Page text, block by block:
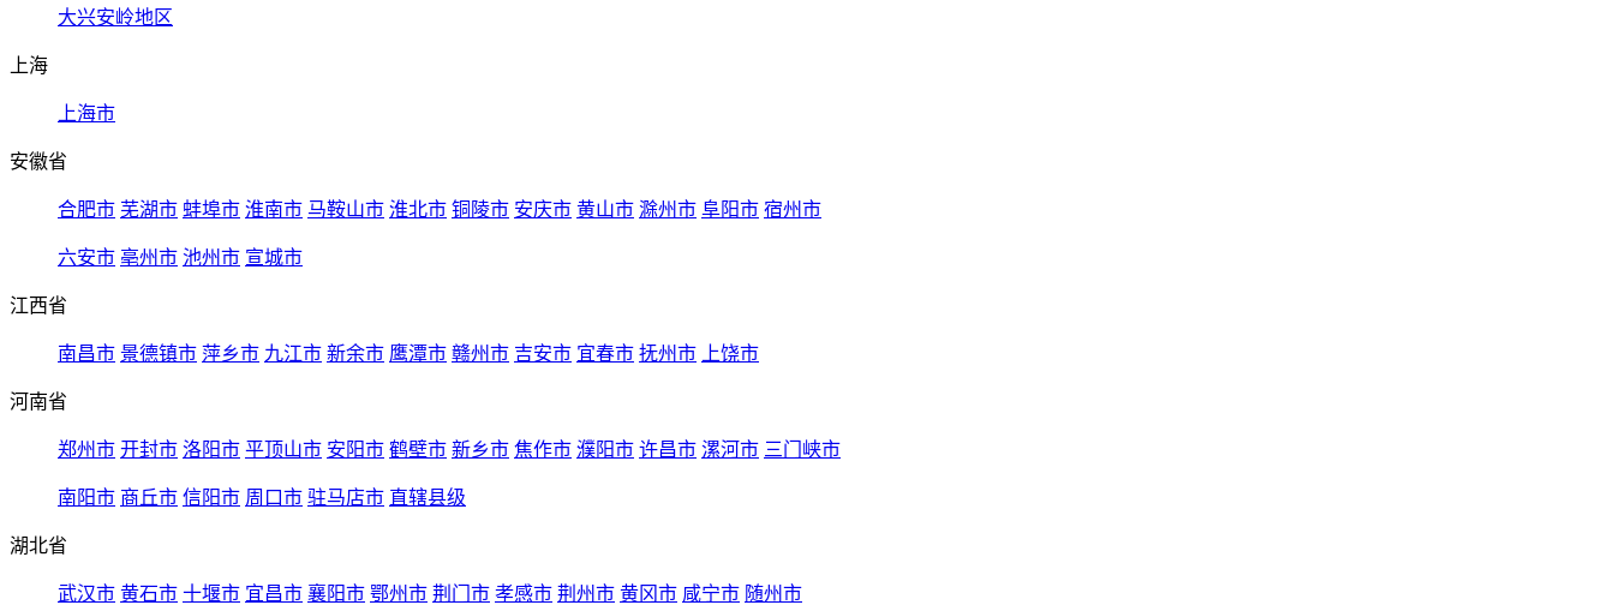
大兴安岭地区
上海
上海市
安徽省
合肥市 芜湖市 蚌埠市 淮南市 马鞍山市 淮北市 铜陵市 安庆市 黄山市 滁州市 阜阳市 宿州市
六安市 亳州市 池州市 宣城市
江西省
南昌市 景德镇市 萍乡市 九江市 新余市 鹰潭市 赣州市 吉安市 宜春市 抚州市 上饶市
河南省
郑州市 开封市 洛阳市 平顶山市 安阳市 鹤壁市 新乡市 焦作市 濮阳市 许昌市 漯河市 三门峡市
南阳市 商丘市 信阳市 周口市 驻马店市 直辖县级
湖北省
武汉市 黄石市 十堰市 宜昌市 襄阳市 鄂州市 荆门市 孝感市 荆州市 黄冈市 咸宁市 随州市